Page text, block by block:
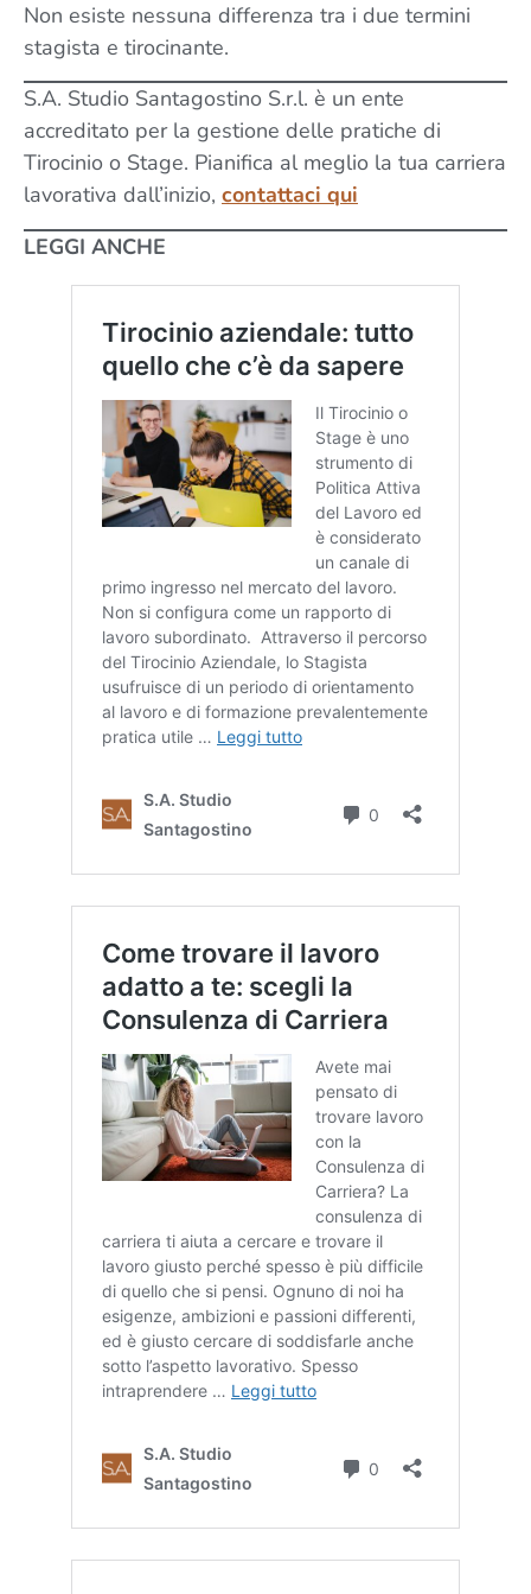
Non esiste nessuna differenza tra i due termini
stagista e tirocinante.
S.A. Studio Santagostino S.r.l. è un ente
accreditato per la gestione delle pratiche di
Tirocinio o Stage. Pianifica al meglio la tua carriera
lavorativa dall’inizio, contattaci qui
LEGGI ANCHE